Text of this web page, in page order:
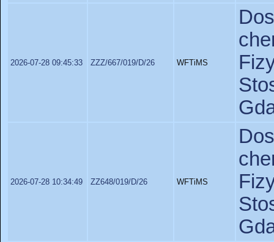
2026-07-28 09:45:33 ZZZ/667/019/D/26 WFTiMS
2026-07-28 10:34:49 ZZ648/019/D/26 WFTiMS